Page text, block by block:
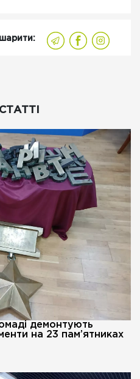
демонтують
на 23 пам’ятниках